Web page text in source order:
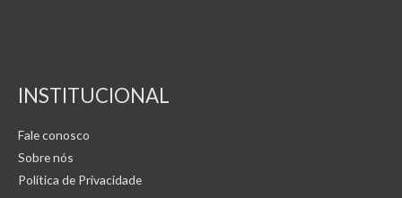
INSTITUCIONAL
Fale conosco
Sobre nós
Política de Privacidade